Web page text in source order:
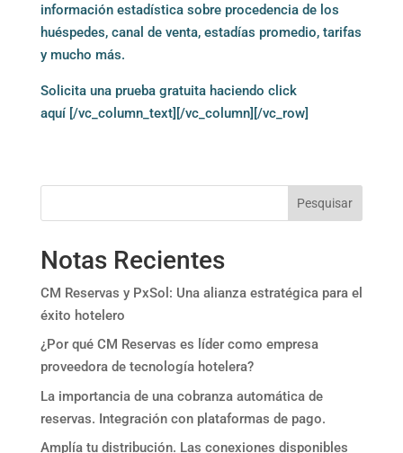
información estadística sobre procedencia de los
huéspedes, canal de venta, estadías promedio, tarifas
y mucho más.
Solicita una prueba gratuita haciendo click
aquí [/vc_column_text][/vc_column][/vc_row]
Pesquisar
Notas Recientes
CM Reservas y PxSol: Una alianza estratégica para el
éxito hotelero
¿Por qué CM Reservas es líder como empresa
proveedora de tecnología hotelera?
La importancia de una cobranza automática de
reservas. Integración con plataformas de pago.
Amplía tu distribución. Las conexiones disponibles